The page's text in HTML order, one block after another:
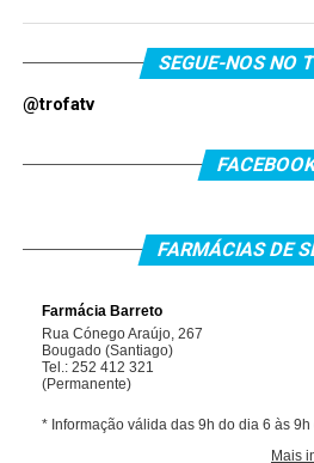
SEGUE-NOS NO
@trofatv
FARMÁCIAS DE